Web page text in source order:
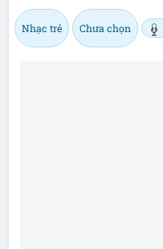
Nhạc trẻ Chưa chọn